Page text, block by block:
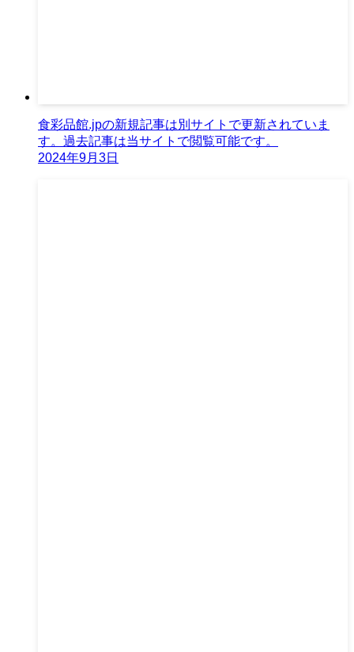
食彩品館.jpの新規記事は別サイトで更新されていま
す。過去記事は当サイトで閲覧可能です。
2024年9月3日